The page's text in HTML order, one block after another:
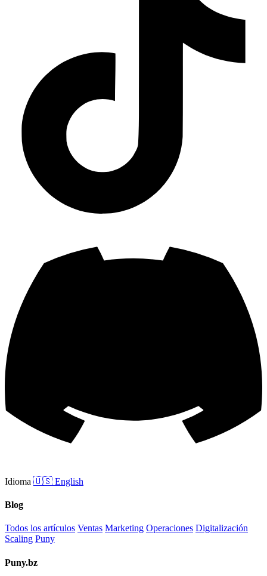
Idioma 🇺🇸 English
Blog
Todos los artículos Ventas Marketing Operaciones Digitalización
Scaling Puny
Puny.bz